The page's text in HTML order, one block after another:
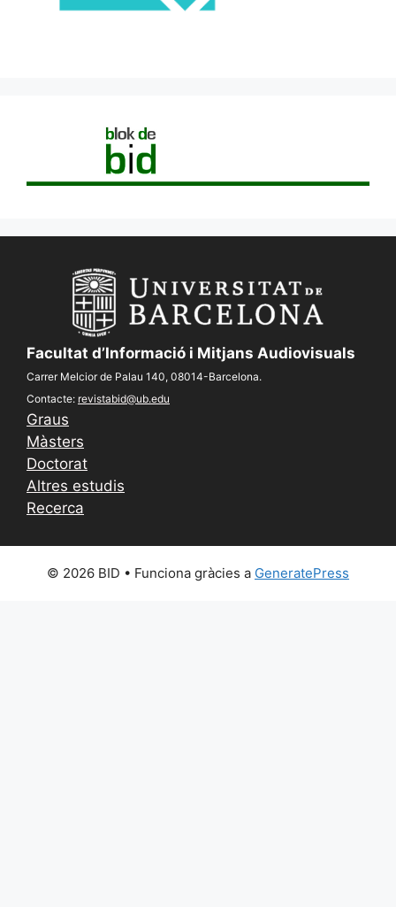
Facultat d’Informació i Mitjans Audiovisuals
Carrer Melcior de Palau 140, 08014-Barcelona.
Contacte: revistabid@ub.edu
Graus
Màsters
Doctorat
Altres estudis
Recerca
© 2026 BID • Funciona gràcies a GeneratePress